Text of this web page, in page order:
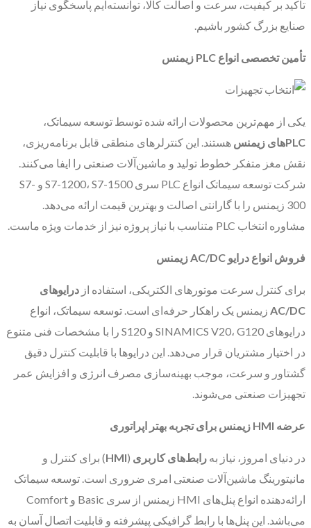
تأکید بر کیفیت، سرعت و اصالت کالا، توانسته‌ایم پاسخگوی نیاز
صنایع بزرگ کشور باشیم.
تأمین تخصصی انواع PLC زیمنس
یکی از مهم‌ترین محصولات ارائه شده توسط توسعه سیماتک،
PLCهای زیمنس هستند. این کنترلرهای منطقی قابل برنامه‌ریزی،
نقش مغز متفکر خطوط تولید و ماشین‌آلات صنعتی را ایفا می‌کنند.
شرکت توسعه سیماتک انواع PLC سری S7-1200، S7-1500 و S7-
300 زیمنس را با گارانتی اصالت و بهترین قیمت ارائه می‌دهد.
مشاوره انتخاب PLC متناسب با نیاز پروژه نیز از خدمات ویژه ماست.
فروش انواع درایو AC/DCزیمنس
برای کنترل سرعت موتورهای الکتریکی، استفاده از درایوهای
AC/DC زیمنس یک راهکار حرفه‌ای است. توسعه سیماتک، انواع
درایوهای SINAMICS V20، G120 و S120 را با مشخصات فنی متنوع
در اختیار مشتریان قرار می‌دهد. این درایوها با قابلیت کنترل دقیق
گشتاور و سرعت، موجب بهینه‌سازی مصرف انرژی و افزایش عمر
تجهیزات صنعتی می‌شوند.
عرضه HMI زیمنس برای تجربه بهتر اپراتوری
در دنیای امروز، نیاز به رابط‌های کاربری (
HMI) برای کنترل و
مانیتورینگ ماشین‌آلات صنعتی امری ضروری است. توسعه سیماتک
ارائه‌دهنده انواع پنل‌های HMI زیمنس از سری Basic و Comfort
می‌باشد. این پنل‌ها با رابط گرافیکی پیشرفته و قابلیت اتصال آسان به